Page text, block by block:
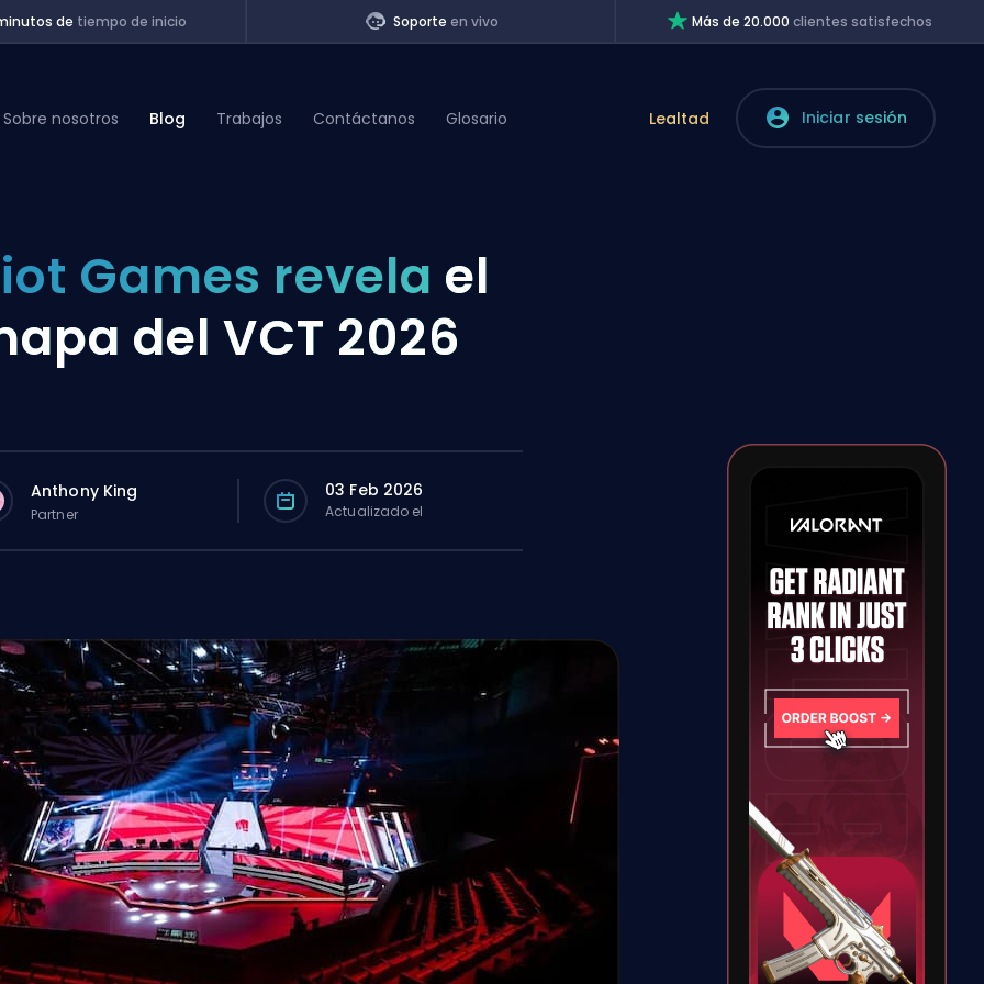
de tiempo de inicio Soporteen vivo Más de 20.000clientes satisfechos
Sobre nosotros Blog Trabajos Contáctanos Glosario Lealtad Iniciar sesión
Games revela el
del VCT 2026
Anthony King
Partner
03 Feb 2026
Actualizado el